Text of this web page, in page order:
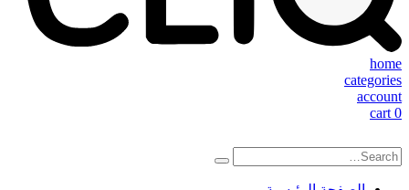
home
categories
account
0
cart